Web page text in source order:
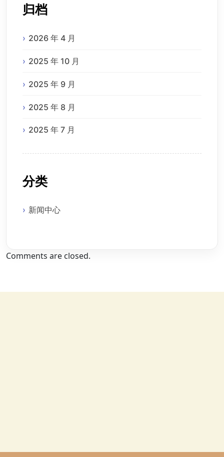
归档
2026 年 4 月
2025 年 10 月
2025 年 9 月
2025 年 8 月
2025 年 7 月
分类
新闻中心
Comments are closed.